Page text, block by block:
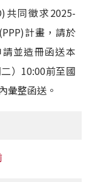
共同徵求2025-
計畫，請於
並造冊函送本
）10:00前至國
彙整函送。